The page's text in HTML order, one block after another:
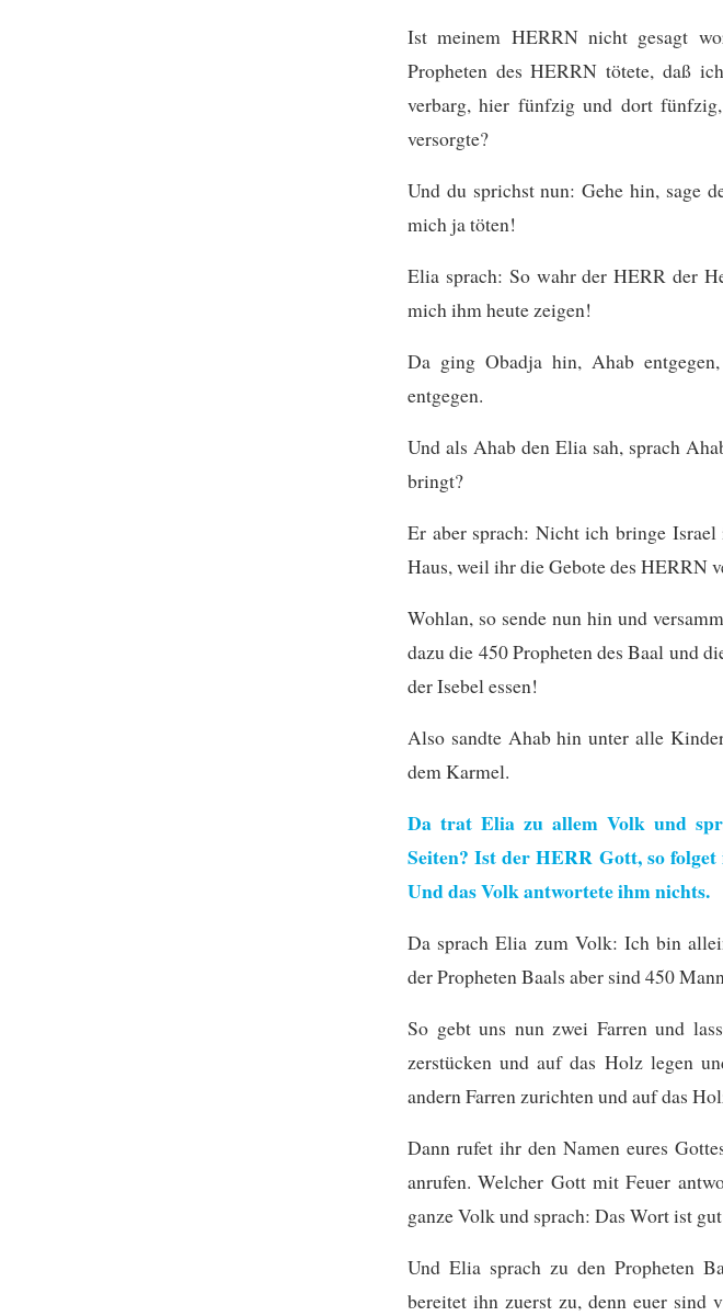
Ist meinem HERRN nicht gesagt
Propheten des HERRN tötete, daß
verbarg, hier fünfzig und dort
versorgte?
Und du sprichst nun: Gehe hin, sage
mich ja töten!
Elia sprach: So wahr der HERR der
mich ihm heute zeigen!
Da ging Obadja hin, Ahab
entgegen.
Und als Ahab den Elia sah, sprach
bringt?
Er aber sprach: Nicht ich bringe
Haus, weil ihr die Gebote des HERRN
Wohlan, so sende nun hin und
dazu die 450 Propheten des Baal und
der Isebel essen!
Also sandte Ahab hin unter alle
dem Karmel.
Da trat Elia zu allem Volk und
Seiten? Ist der HERR Gott, so
Und das Volk antwortete ihm nichts.
Da sprach Elia zum Volk: Ich bin
der Propheten Baals aber sind 450
So gebt uns nun zwei Farren und
zerstücken und auf das Holz legen
andern Farren zurichten und auf das
Dann rufet ihr den Namen eures
anrufen. Welcher Gott mit Feuer
ganze Volk und sprach: Das Wort ist
Und Elia sprach zu den Propheten
bereitet ihn zuerst zu, denn euer sind